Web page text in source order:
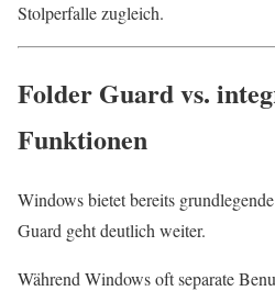
Stolperfalle zugleich.
Folder Guard vs.
Funktionen
Windows bietet bereits
Guard geht deutlich weiter.
Während Windows oft separate